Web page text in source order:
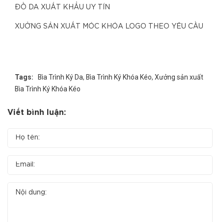
ĐỒ DA XUẤT KHẨU UY TÍN
XUỞNG SẢN XUẤT MÓC KHÓA LOGO THEO YÊU CẦU
Tags: Bìa Trình Ký Da, Bìa Trình Ký Khóa Kéo, Xưởng sản xuất
Bìa Trình Ký Khóa Kéo
Viết bình luận: